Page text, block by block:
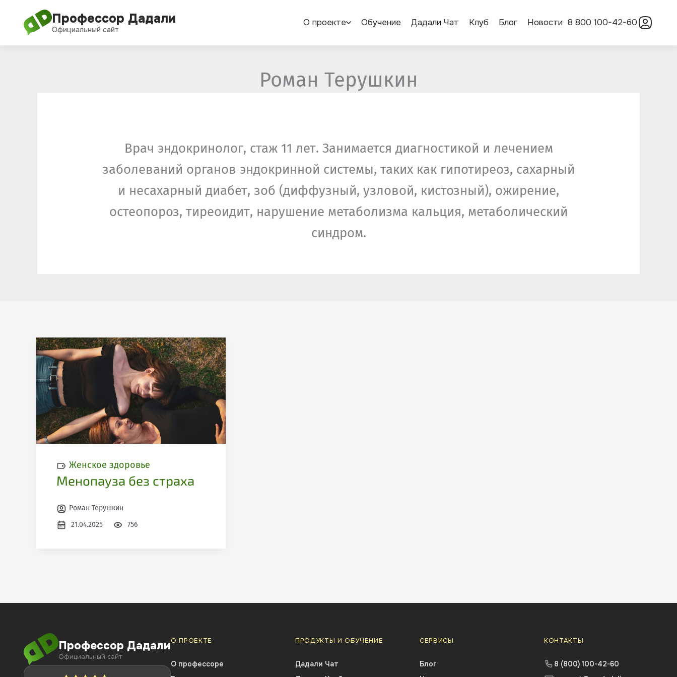
Профессор Дадали
Официальный сайт
О проекте Обучение Дадали Чат Клуб Блог Новости 8 800 100-42-60
содержимому
Роман Терушкин
Врач эндокринолог, стаж 11 лет. Занимается диагностикой и лечением
заболеваний органов эндокринной системы, таких как гипотиреоз, сахарный
и несахарный диабет, зоб (диффузный, узловой, кистозный), ожирение,
остеопороз, тиреоидит, нарушение метаболизма кальция, метаболический
синдром.
Женское здоровье
Менопауза без страха
Роман Терушкин
21.04.2025
756
Профессор Дадали
Официальный сайт
О ПРОЕКТЕ
О профессоре
ПРОДУКТЫ И ОБУЧЕНИЕ
Дадали Чат
СЕРВИСЫ
Блог
КОНТАКТЫ
8 (800) 100-42-60